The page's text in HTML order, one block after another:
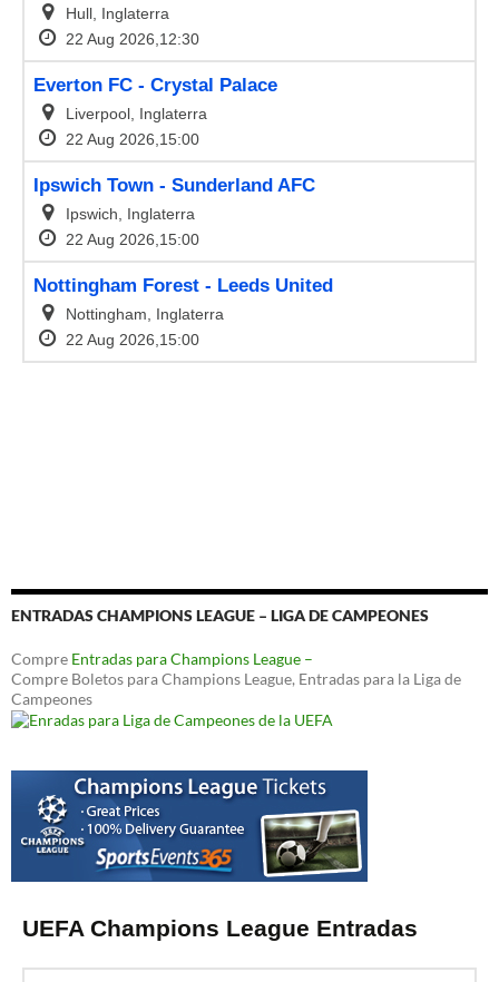
ENTRADAS CHAMPIONS LEAGUE – LIGA DE CAMPEONES
Compre Entradas para Champions League –
Compre Boletos para Champions League, Entradas para la Liga de
Campeones